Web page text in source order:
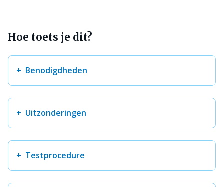
Hoe toets je dit?
Benodigdheden
Uitzonderingen
Testprocedure